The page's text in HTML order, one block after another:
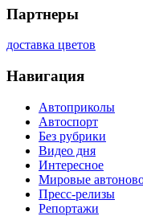
Партнеры
доставка цветов
Навигация
Автоприколы
Автоспорт
Без рубрики
Видео дня
Интересное
Мировые
Пресс-релизы
Репортажи